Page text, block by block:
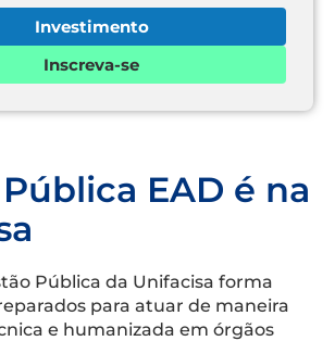
Investimento
Inscreva-se
EAD é na
Pública da Unifacisa forma
para atuar de maneira
e humanizada em órgãos